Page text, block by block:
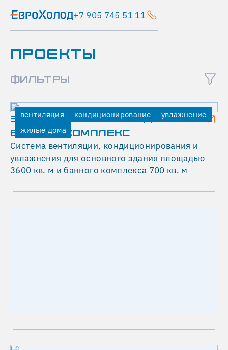
+7 905 745 51 11
ПРОЕКТЫ
ФИЛЬТРЫ
вентиляция кондиционирование
увлажнение
жилые дома
ЗАГОРОДНЫЙ ЖИЛОЙ ДОМ И
БАННЫЙ КОМПЛЕКС
Система вентиляции, кондиционирования и
увлажнения для основного здания площадью
3600 кв. м и банного комплекса 700 кв. м
Проекты
производственный
вентиляция
кондиционирование
промышленные
объекты
Т
Е
Г